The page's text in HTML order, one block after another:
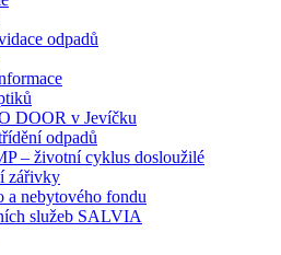
odpadů
DOOR v Jevíčku
odpadů
– životní cyklus dosloužilé
zářivky
a nebytového fondu
služeb SALVIA